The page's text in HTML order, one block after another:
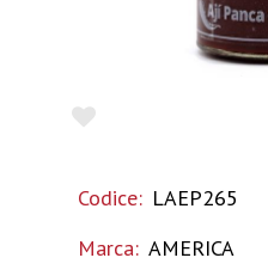
Codice: LAEP265
Marca: AMERICA